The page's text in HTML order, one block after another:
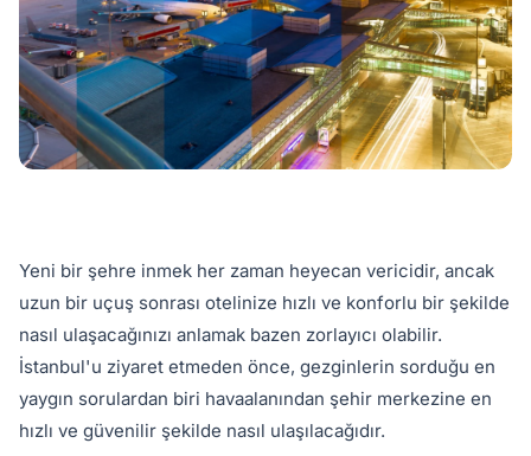
Yeni bir şehre inmek her zaman heyecan vericidir, ancak
uzun bir uçuş sonrası otelinize hızlı ve konforlu bir şekilde
nasıl ulaşacağınızı anlamak bazen zorlayıcı olabilir.
İstanbul'u ziyaret etmeden önce, gezginlerin sorduğu en
yaygın sorulardan biri havaalanından şehir merkezine en
hızlı ve güvenilir şekilde nasıl ulaşılacağıdır.